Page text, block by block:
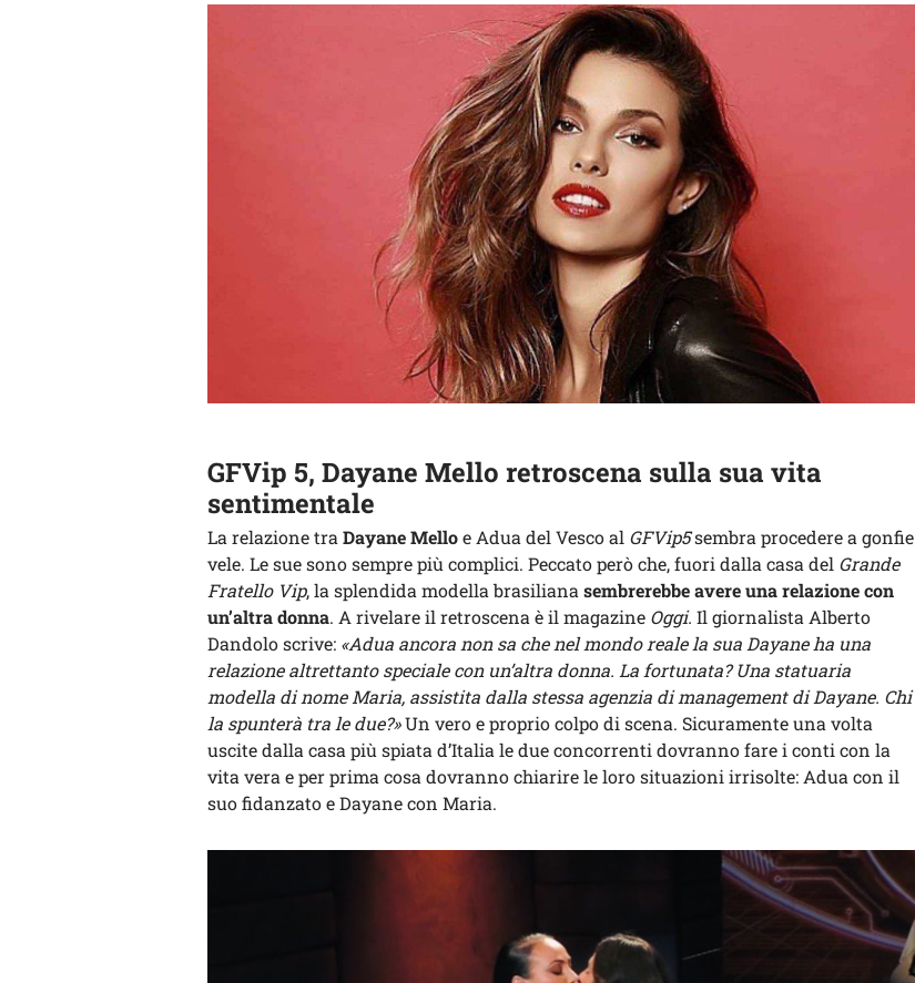
GFVip 5, Dayane Mello retroscena sulla sua vita
sentimentale
La relazione tra Dayane Melloe Adua del Vesco al GFVip5sembra procedere a gonfie
vele. Le sue sono sempre più complici. Peccato però che, fuori dalla casa del Grande
Fratello Vip, la splendida modella brasiliana sembrerebbe avere una relazione con
un’altra donna. A rivelare il retroscena è il magazine Oggi. Il giornalista Alberto
Dandolo scrive: «Adua ancora non sa che nel mondo reale la sua Dayane ha una
relazione altrettanto speciale con un’altra donna. La fortunata? Una statuaria
modella di nome Maria, assistita dalla stessa agenzia di management di Dayane. Chi
la spunterà tra le due?»Un vero e proprio colpo di scena. Sicuramente una volta
uscite dalla casa più spiata d’Italia le due concorrenti dovranno fare i conti con la
vita vera e per prima cosa dovranno chiarire le loro situazioni irrisolte: Adua con il
suo fidanzato e Dayane con Maria.